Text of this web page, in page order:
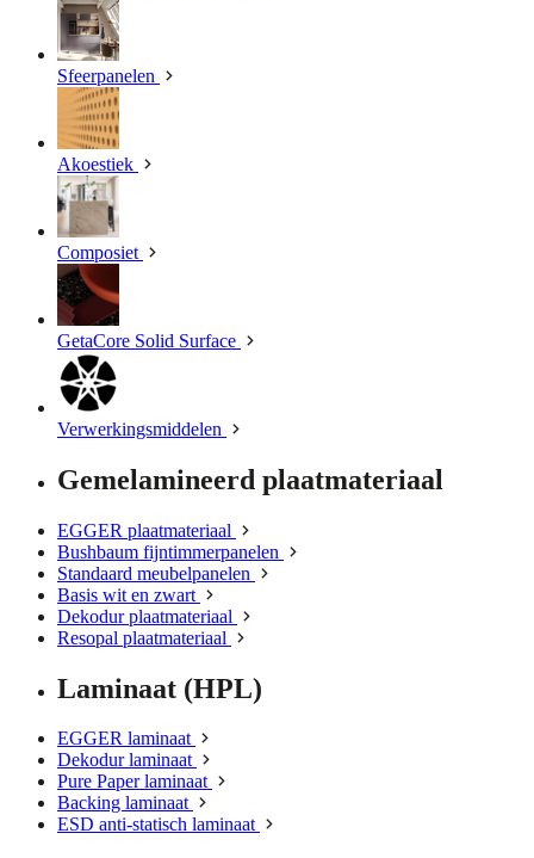
Sfeerpanelen
Akoestiek
Composiet
GetaCore Solid Surface
Verwerkingsmiddelen
Gemelamineerd plaatmateriaal
EGGER plaatmateriaal
Bushbaum fijntimmerpanelen
Standaard meubelpanelen
Basis wit en zwart
Dekodur plaatmateriaal
Resopal plaatmateriaal
Laminaat (HPL)
EGGER laminaat
Dekodur laminaat
Pure Paper laminaat
Backing laminaat
ESD anti-statisch laminaat